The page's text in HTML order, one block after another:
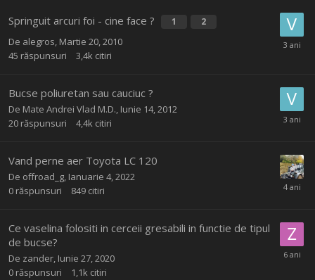
Springuit arcuri foi - cine face ? 1 2
De alegros Martie 20, 2010
45 răspunsuri 3,4k citiri
Bucse poliuretan sau cauciuc ?
De Mate Andrei Vlad M.D. Iunie 14, 2012
20 răspunsuri 4,4k citiri
Vand perne aer Toyota LC 120
De offroad_g Ianuarie 4, 2022
0 răspunsuri 849 citiri
Ce vaselina folositi in cerceii gresabili in functie de tipul
de bucse?
De zander Iunie 27, 2020
0 răspunsuri 1,1k citiri